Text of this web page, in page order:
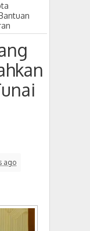
Keracunan Menu
ago